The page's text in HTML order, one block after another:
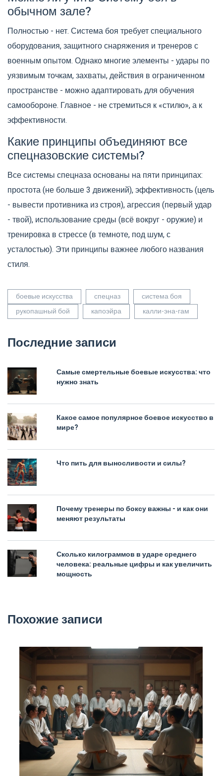
обычном зале?
Полностью - нет. Система боя требует специального
оборудования, защитного снаряжения и тренеров с
военным опытом. Однако многие элементы - удары по
уязвимым точкам, захваты, действия в ограниченном
пространстве - можно адаптировать для обучения
самообороне. Главное - не стремиться к «стилю», а к
эффективности.
Какие принципы объединяют все
спецназовские системы?
Все системы спецназа основаны на пяти принципах:
простота (не больше 3 движений), эффективность (цель
- вывести противника из строя), агрессия (первый удар
- твой), использование среды (всё вокруг - оружие) и
тренировка в стрессе (в темноте, под шум, с
усталостью). Эти принципы важнее любого названия
стиля.
боевые искусства спецназ
система боя
рукопашный бой
капоэйра калли-эна-гам
Последние записи
Самые смертельные боевые искусства: что
нужно знать
Какое самое популярное боевое искусство в
мире?
Что пить для выносливости и силы?
Почему тренеры по боксу важны - и как они
меняют результаты
Сколько килограммов в ударе среднего
человека: реальные цифры и как увеличить
мощность
Похожие записи